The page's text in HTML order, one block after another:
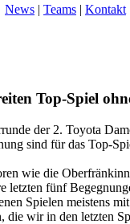
News | Teams | Kontakt
Top-Spiel
der 2. Toyota
sind für das Top-
wie die
letzten fünf
Spielen meistens
die wir in den letzten